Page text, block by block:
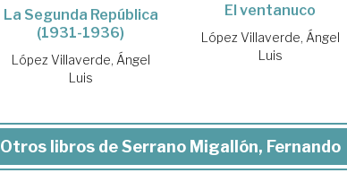
La Segunda República
(1931-1936)
López Villaverde, Ángel
Luis
El ventanuco
López Villaverde, Ángel
Luis
Otros libros de Serrano Migallón, Fernando